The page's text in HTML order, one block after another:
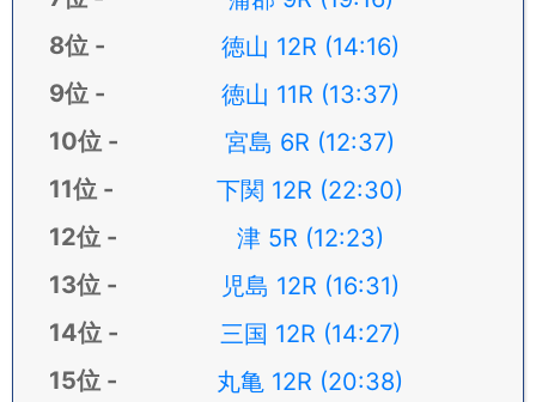
徳山 12R (14:16)
徳山 11R (13:37)
宮島 6R (12:37)
下関 12R (22:30)
津 5R (12:23)
児島 12R (16:31)
三国 12R (14:27)
丸亀 12R (20:38)